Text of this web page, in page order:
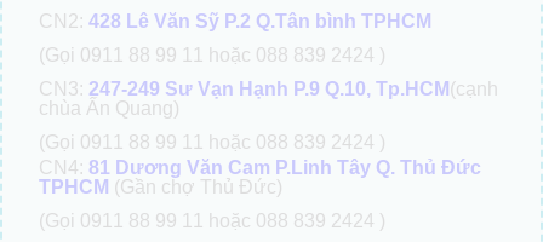
CN2: 428 Lê Văn Sỹ P.2 Q.Tân bình TPHCM
(Gọi 0911 88 99 11 hoặc 088 839 2424 )
CN3: 247-249 Sư Vạn Hạnh P.9 Q.10, Tp.HCM (cạnh
chùa Ấn Quang)
(Gọi 0911 88 99 11 hoặc 088 839 2424 )
CN4: 81 Dương Văn Cam P.Linh Tây Q. Thủ Đức
TPHCM (Gần chợ Thủ Đức)
(Gọi 0911 88 99 11 hoặc 088 839 2424 )